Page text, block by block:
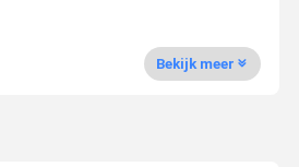
Bekijk meer